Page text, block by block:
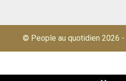
© People au quotidien 2026 -